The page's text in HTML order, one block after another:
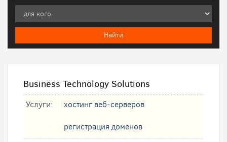
Business Technology Solutions
Услуги: хостинг веб-серверов
регистрация доменов